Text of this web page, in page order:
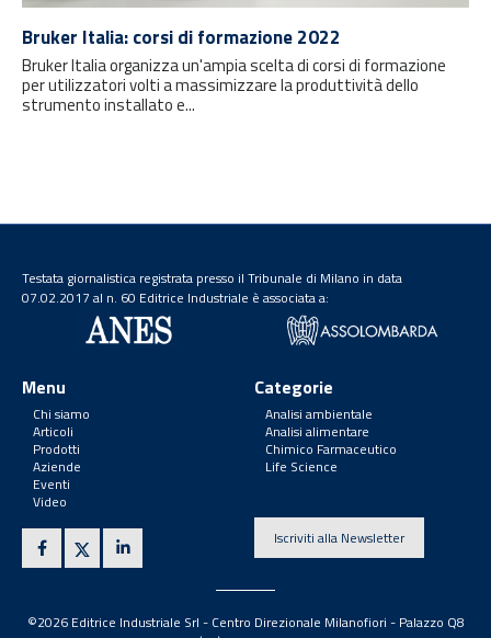
Bruker Italia: corsi di formazione 2022
Bruker Italia organizza un'ampia scelta di corsi di formazione
per utilizzatori volti a massimizzare la produttività dello
strumento installato e...
Testata giornalistica registrata presso il Tribunale di Milano in data
07.02.2017 al n. 60 Editrice Industriale è associata a:
Menu
Chi siamo
Articoli
Prodotti
Aziende
Eventi
Video
Categorie
Analisi ambientale
Analisi alimentare
Chimico Farmaceutico
Life Science
Iscriviti alla Newsletter
©2026 Editrice Industriale Srl - Centro Direzionale Milanofiori - Palazzo Q8